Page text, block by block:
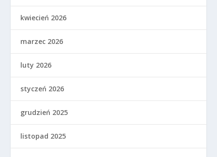
kwiecień 2026
marzec 2026
luty 2026
styczeń 2026
grudzień 2025
listopad 2025